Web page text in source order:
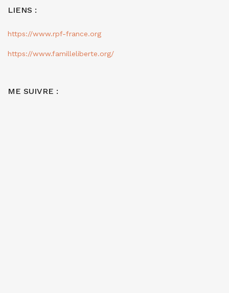
LIENS :
https://www.rpf-france.org
https://www.familleliberte.org/
ME SUIVRE :